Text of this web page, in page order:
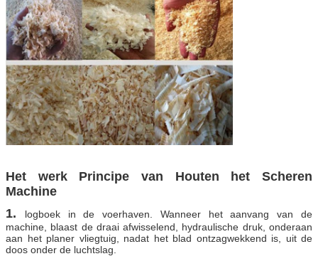
Het werk Principe van Houten het Scheren
Machine
1.
logboek in de voerhaven. Wanneer het aanvang van de
machine, blaast de draai afwisselend, hydraulische druk, onderaan
aan het planer vliegtuig, nadat het blad ontzagwekkend is, uit de
doos onder de luchtslag.